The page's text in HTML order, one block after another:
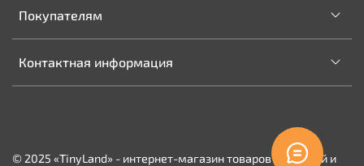
Покупателям
Контактная информация
© 2025 «TinyLand» - интернет-магазин товаров для детей и